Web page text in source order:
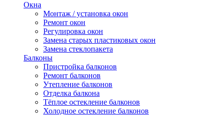
Окна
Монтаж / установка окон
Ремонт окон
Регулировка окон
Замена старых пластиковых окон
Замена стеклопакета
Балконы
Пристройка балконов
Ремонт балконов
Утепление балконов
Отделка балкона
Тёплое остекление балконов
Холодное остекление балконов